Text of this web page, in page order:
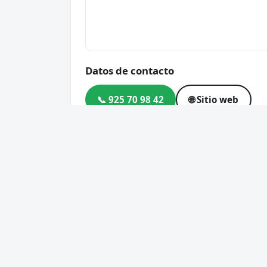
Datos de contacto
📞 925 70 98 42 🌐 Sitio web